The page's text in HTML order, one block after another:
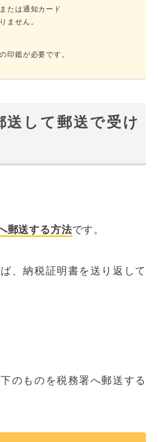
たは通知カード
ません。
印鑑が必要です。
送して郵送で受け
郵送する方法です。
、納税証明書を送り返して
のものを税務署へ郵送する